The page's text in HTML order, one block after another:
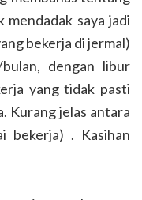
mendadak saya jadi
bekerja di jermal)
dengan libur
yang tidak pasti
Kurang jelas antara
bekerja) . Kasihan